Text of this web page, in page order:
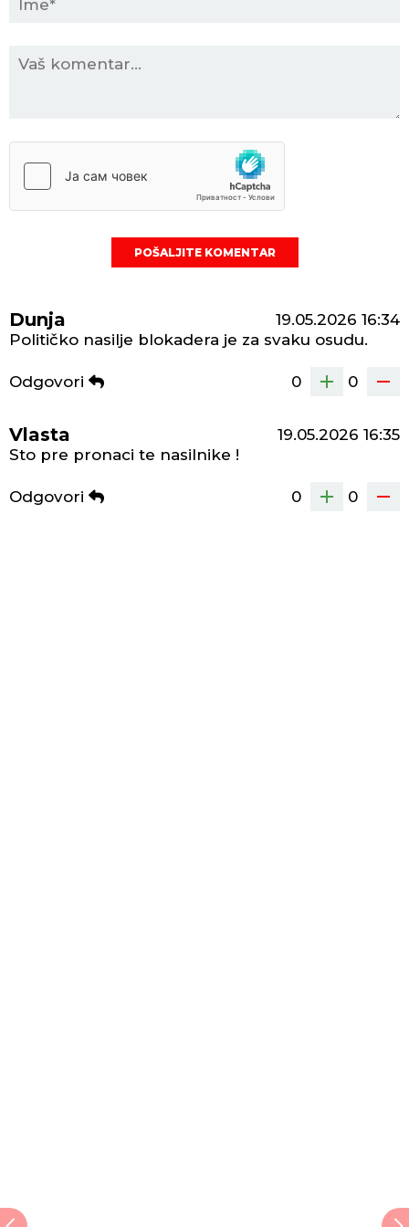
POŠALJITE KOMENTAR
Dunja 19.05.2026 16:34
Političko nasilje blokadera je za svaku osudu.
Odgovori 0 0
Vlasta 19.05.2026 16:35
Sto pre pronaci te nasilnike !
Odgovori 0 0